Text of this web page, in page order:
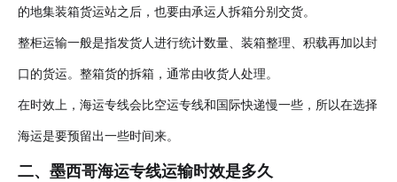
的地集装箱货运站之后，也要由承运人拆箱分别交货。
整柜运输一般是指发货人进行统计数量、装箱整理、积载再加以封
口的货运。整箱货的拆箱，通常由收货人处理。
在时效上，海运专线会比空运专线和国际快递慢一些，所以在选择
海运是要预留出一些时间来。
二、墨西哥海运专线运输时效是多久